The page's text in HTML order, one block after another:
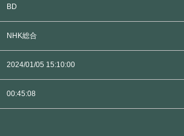
BD
NHK総合
2024/01/05 15:10:00
00:45:08